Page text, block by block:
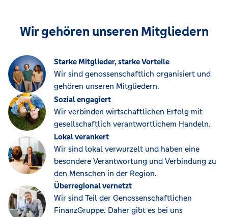
Wir gehören unseren Mitgliedern
Starke Mitglieder, starke Vorteile
Wir sind genossenschaftlich organisiert und
gehören unseren Mitgliedern.
Sozial engagiert
Wir verbinden wirtschaftlichen Erfolg mit
gesellschaftlich verantwortlichem Handeln.
Lokal verankert
Wir sind lokal verwurzelt und haben eine
besondere Verantwortung und Verbindung zu
den Menschen in der Region.
Überregional vernetzt
Wir sind Teil der Genossenschaftlichen
FinanzGruppe. Daher gibt es bei uns